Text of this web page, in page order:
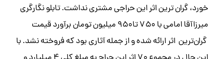
خورد، گران ترین اثر این حراجی مشتری نداشت. تابلو نگارگری
میرزاآقا امامی با ۷۵۰ تا۹۵۰ میلیون تومان برآورد قیمت
گران‌ترین اثر ارائه شده و از جمله آثاری بود که فروخته نشد. با